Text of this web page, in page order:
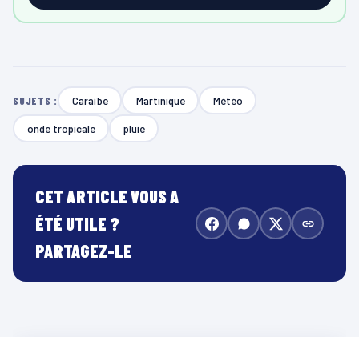
SUJETS : Caraïbe Martinique Météo
onde tropicale pluie
CET ARTICLE VOUS A
ÉTÉ UTILE ?
PARTAGEZ-LE